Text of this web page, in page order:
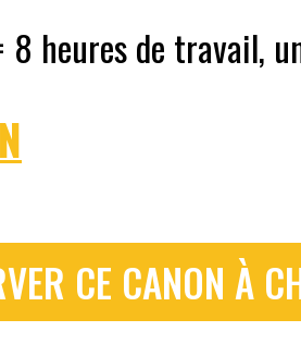
heures de travail,
CE CANON À